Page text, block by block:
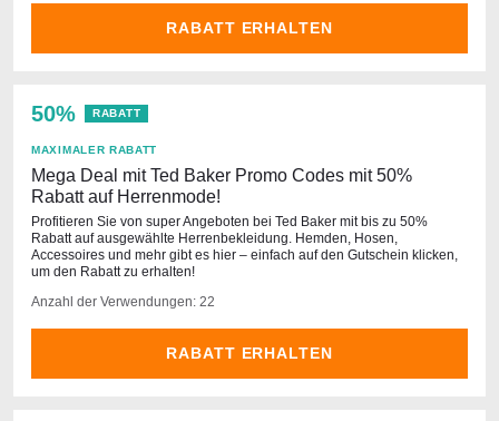
RABATT ERHALTEN
50% RABATT
MAXIMALER RABATT
Mega Deal mit Ted Baker Promo Codes mit 50%
Rabatt auf Herrenmode!
Profitieren Sie von super Angeboten bei Ted Baker mit bis zu 50%
Rabatt auf ausgewählte Herrenbekleidung. Hemden, Hosen,
Accessoires und mehr gibt es hier – einfach auf den Gutschein klicken,
um den Rabatt zu erhalten!
Anzahl der Verwendungen: 22
RABATT ERHALTEN